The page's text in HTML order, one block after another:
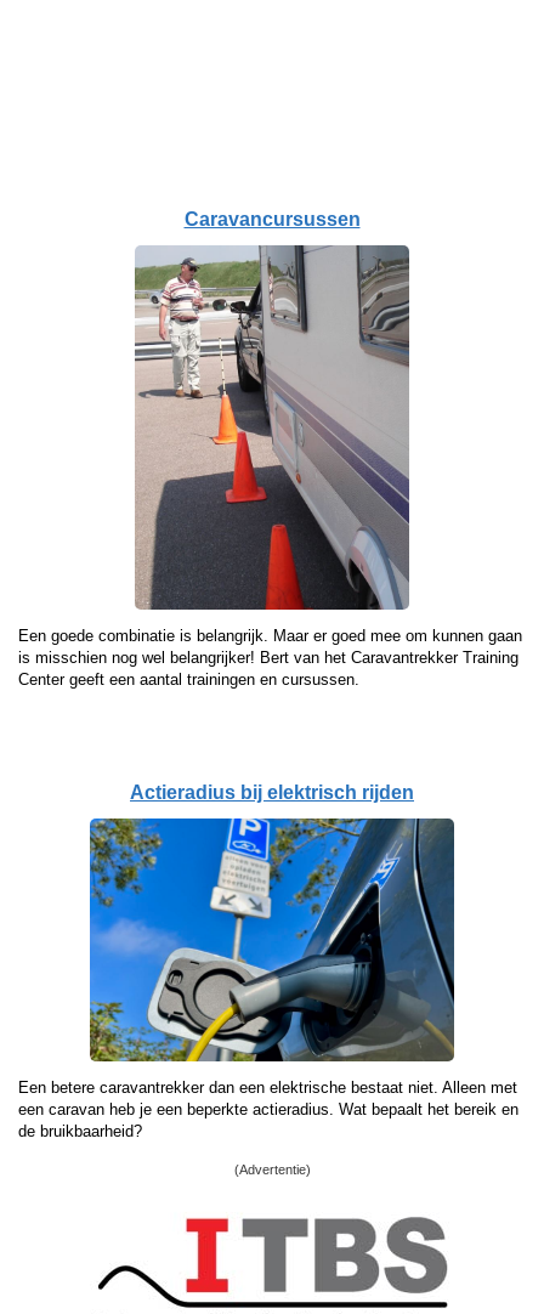
Caravancursussen
Een goede combinatie is belangrijk. Maar er goed mee om kunnen gaan
is misschien nog wel belangrijker! Bert van het Caravantrekker Training
Center geeft een aantal trainingen en cursussen.
Actieradius bij elektrisch rijden
Een betere caravantrekker dan een elektrische bestaat niet. Alleen met
een caravan heb je een beperkte actieradius. Wat bepaalt het bereik en
de bruikbaarheid?
(Advertentie)